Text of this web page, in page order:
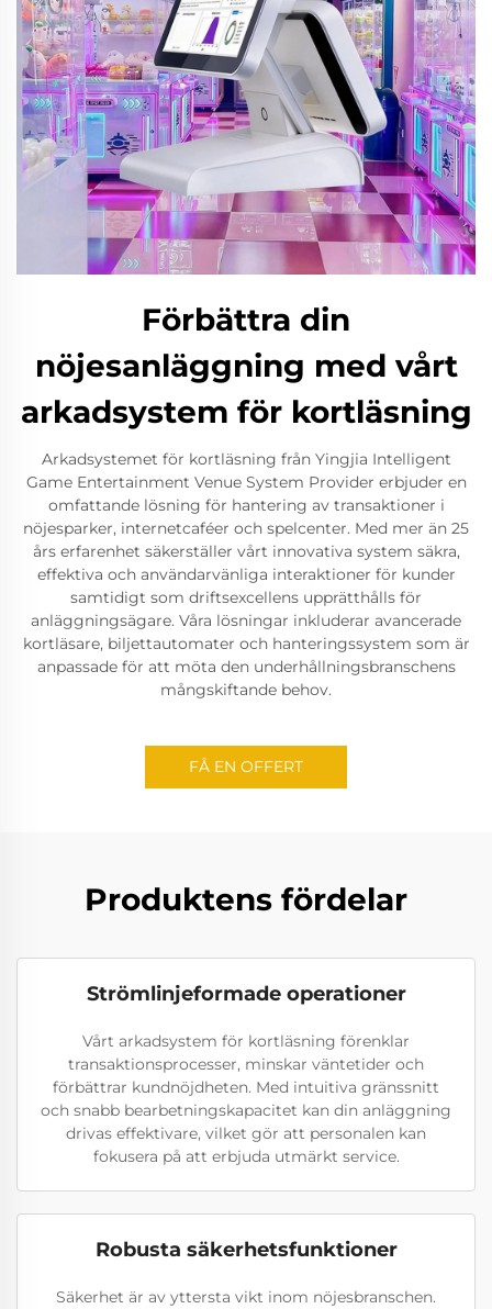
Förbättra din
nöjesanläggning med vårt
arkadsystem för kortläsning
Arkadsystemet för kortläsning från Yingjia Intelligent
Game Entertainment Venue System Provider erbjuder en
omfattande lösning för hantering av transaktioner i
nöjesparker, internetcaféer och spelcenter. Med mer än 25
års erfarenhet säkerställer vårt innovativa system säkra,
effektiva och användarvänliga interaktioner för kunder
samtidigt som driftsexcellens upprätthålls för
anläggningsägare. Våra lösningar inkluderar avancerade
kortläsare, biljettautomater och hanteringssystem som är
anpassade för att möta den underhållningsbranschens
mångskiftande behov.
FÅ EN OFFERT
Produktens fördelar
Strömlinjeformade operationer
Vårt arkadsystem för kortläsning förenklar
transaktionsprocesser, minskar väntetider och
förbättrar kundnöjdheten. Med intuitiva gränssnitt
och snabb bearbetningskapacitet kan din anläggning
drivas effektivare, vilket gör att personalen kan
fokusera på att erbjuda utmärkt service.
Robusta säkerhetsfunktioner
Säkerhet är av yttersta vikt inom nöjesbranschen.